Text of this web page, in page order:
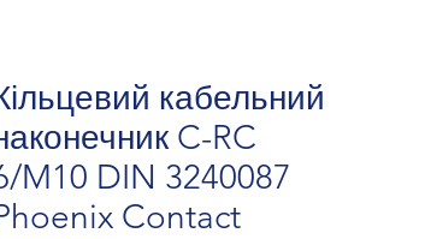
кабельний
C-RC
M10 DIN 3240087
Contact